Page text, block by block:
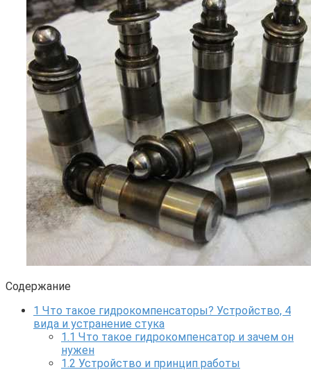
Содержание
1 Что такое гидрокомпенсаторы? Устройство, 4
вида и устранение стука
1.1 Что такое гидрокомпенсатор и зачем он
нужен
1.2 Устройство и принцип работы